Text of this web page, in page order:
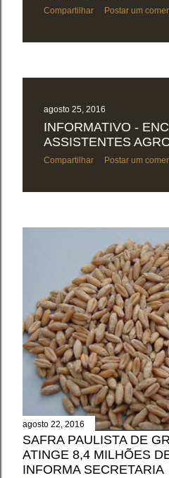
Compartilhar Postar um
agosto 25, 2016
INFORMATIVO -
ASSISTENTES
Compartilhar Postar um
agosto 22, 2016
SAFRA PAULISTA DE
ATINGE 8,4 MILHÕES
INFORMA SECRETARIA